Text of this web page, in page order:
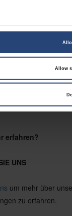
Allow
Bild
der Hardware,
in den
erfahren?
UNS
um mehr über
zu erfahren.